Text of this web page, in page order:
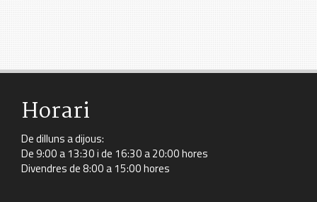
Horari
De dilluns a dijous:
De 9:00 a 13:30 i de 16:30 a 20:00 hores
Divendres de 8:00 a 15:00 hores